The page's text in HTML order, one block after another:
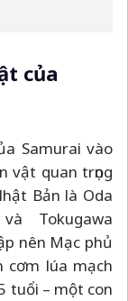
của
Samurai vào
vật quan trọng
Bản là Oda
Tokugawa
nên Mạc phủ
cơm lúa mạch
tuổi – một con